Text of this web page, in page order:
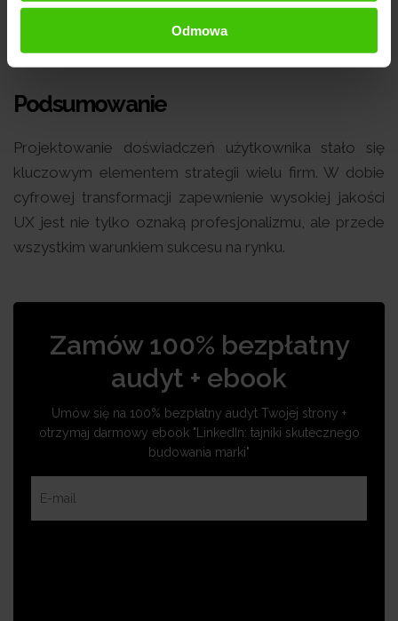
Odmowa
Podsumowanie
Projektowanie doświadczeń użytkownika stało się
kluczowym elementem strategii wielu firm. W dobie
cyfrowej transformacji zapewnienie wysokiej jakości
UX jest nie tylko oznaką profesjonalizmu, ale przede
wszystkim warunkiem sukcesu na rynku.
Zamów 100% bezpłatny
audyt + ebook
Umów się na 100% bezpłatny audyt Twojej strony +
otrzymaj darmowy ebook "LinkedIn: tajniki skutecznego
budowania marki"